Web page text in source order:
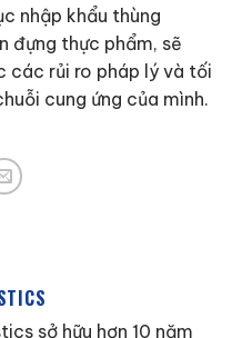
nhập khẩu thùng
đựng thực phẩm, sẽ
các rủi ro pháp lý và tối
cung ứng của mình.
sở hữu hơn 10 năm